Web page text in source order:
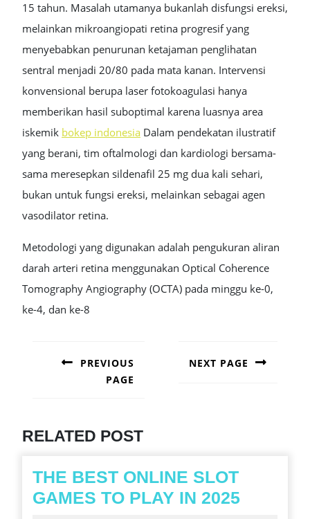
15 tahun. Masalah utamanya bukanlah disfungsi ereksi,
melainkan mikroangiopati retina progresif yang
menyebabkan penurunan ketajaman penglihatan
sentral menjadi 20/80 pada mata kanan. Intervensi
konvensional berupa laser fotokoagulasi hanya
memberikan hasil suboptimal karena luasnya area
iskemik bokep indonesia Dalam pendekatan ilustratif
yang berani, tim oftalmologi dan kardiologi bersama-
sama meresepkan sildenafil 25 mg dua kali sehari,
bukan untuk fungsi ereksi, melainkan sebagai agen
vasodilator retina.
Metodologi yang digunakan adalah pengukuran aliran
darah arteri retina menggunakan Optical Coherence
Tomography Angiography (OCTA) pada minggu ke-0,
ke-4, dan ke-8
NAVIGATION
PREVIOUS
PAGE
NEXT PAGE
RELATED POST
THE BEST ONLINE SLOT
GAMES TO PLAY IN 2025THE